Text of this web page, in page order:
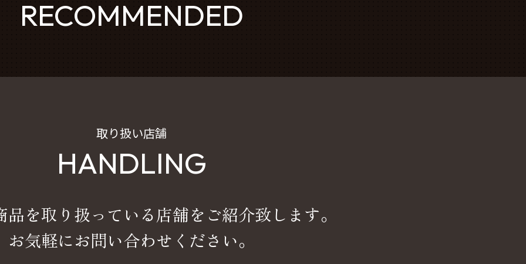
RECOMMENDED
取り扱い店舗
HANDLING
を取り扱っている店舗をご紹介致します。
お気軽にお問い合わせください。